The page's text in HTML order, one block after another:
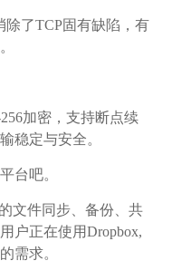
除了TCP固有缺陷，有
加密，支持断点续
稳定与安全。
台吧。
文件同步、备份、共
户正在使用Dropbox,
需求。